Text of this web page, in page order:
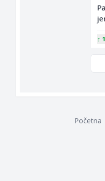
↑ 1
Početna